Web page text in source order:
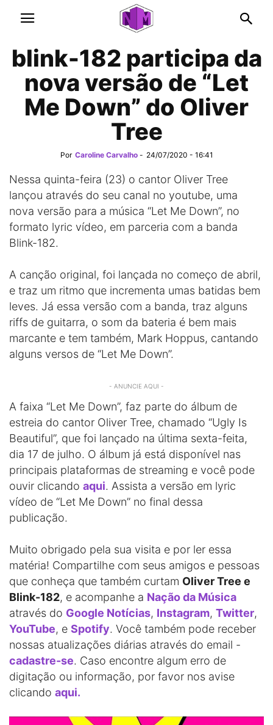
blink-182 participa da
nova versão de “Let
Me Down” do Oliver
Tree
Por Caroline Carvalho - 24/07/2020 - 16:41
Nessa quinta-feira (23) o cantor Oliver Tree
lançou através do seu canal no youtube, uma
nova versão para a música “Let Me Down”, no
formato lyric vídeo, em parceria com a banda
Blink-182.
A canção original, foi lançada no começo de abril,
e traz um ritmo que incrementa umas batidas bem
leves. Já essa versão com a banda, traz alguns
riffs de guitarra, o som da bateria é bem mais
marcante e tem também, Mark Hoppus, cantando
alguns versos de “Let Me Down”.
- ANUNCIE AQUI -
A faixa “Let Me Down”, faz parte do álbum de
estreia do cantor Oliver Tree, chamado “Ugly Is
Beautiful”, que foi lançado na última sexta-feita,
dia 17 de julho. O álbum já está disponível nas
principais plataformas de streaming e você pode
ouvir clicando aqui. Assista a versão em lyric
vídeo de “Let Me Down” no final dessa
publicação.
Muito obrigado pela sua visita e por ler essa
matéria! Compartilhe com seus amigos e pessoas
que conheça que também curtam Oliver Tree e
Blink-182, e acompanhe a Nação da Música
através do Google Notícias, Instagram, Twitter,
YouTube, e Spotify. Você também pode receber
nossas atualizações diárias através do email -
cadastre-se. Caso encontre algum erro de
digitação ou informação, por favor nos avise
clicando aqui.